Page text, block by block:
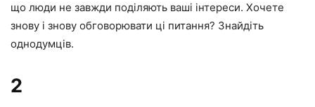
що люди не завжди поділяють ваші інтереси. Хочете
знову і знову обговорювати ці питання? Знайдіть
однодумців.
2